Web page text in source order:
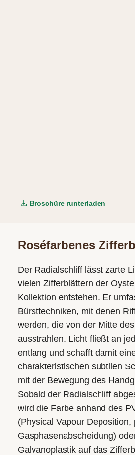
Broschüre runterladen
Roséfarbenes
Der Radialschliff lässt zarte
vielen Zifferblättern der
Kollektion entstehen. Er
Bürsttechniken, mit denen
werden, die von der Mitte
ausstrahlen. Licht fließt an
entlang und schafft damit
charakteristischen subtilen
mit der Bewegung des
Sobald der Radialschliff
wird die Farbe anhand des
(Physical Vapour Deposition,
Gasphasen­abscheidung)
Galvanoplastik auf das